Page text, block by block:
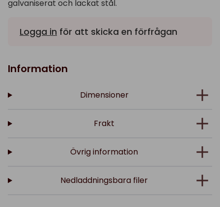
galvaniserat och lackat stål.
Logga in för att skicka en förfrågan
Information
Dimensioner
Frakt
Övrig information
Nedladdningsbara filer